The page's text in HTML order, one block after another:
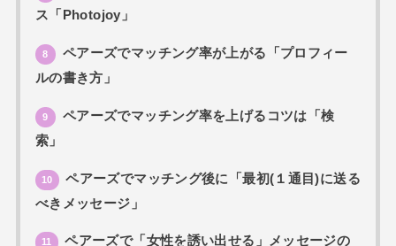
ス「Photojoy」
8
ペアーズでマッチング率が上がる「プロフィー
ルの書き方」
9
ペアーズでマッチング率を上げるコツは「検
索」
10
ペアーズでマッチング後に「最初(１通目)に送る
べきメッセージ」
11 ペアーズで「女性を誘い出せる」メッセージの